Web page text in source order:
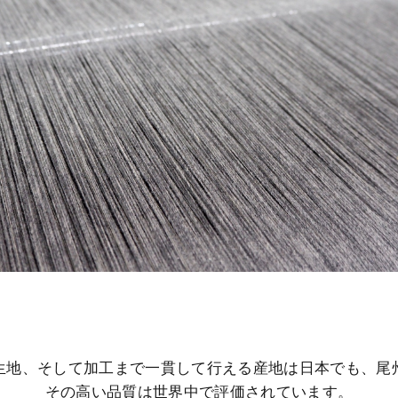
地、そして加工まで一貫して行える産地は日本でも、尾
その高い品質は世界中で評価されています。